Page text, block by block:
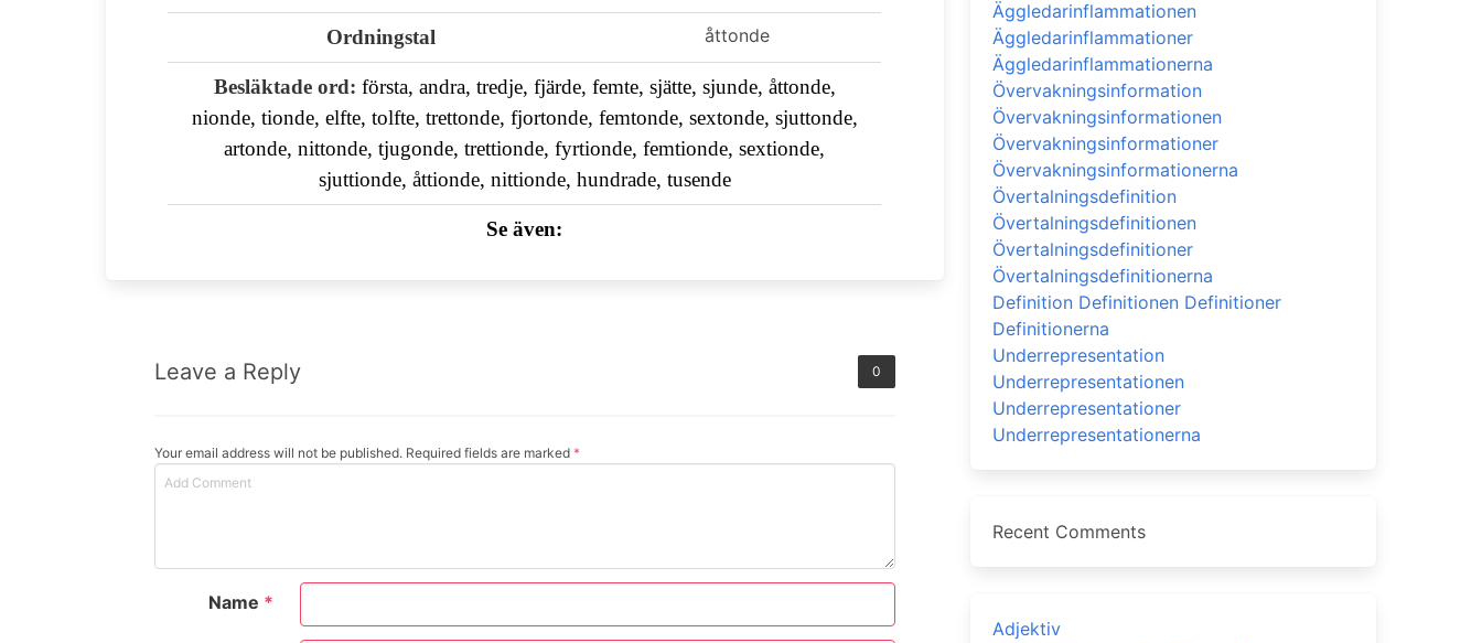
Ordningstal åttonde
Besläktade ord: första, andra, tredje, fjärde, femte, sjätte, sjunde, åttonde,
nionde, tionde, elfte, tolfte, trettonde, fjortonde, femtonde, sextonde, sjuttonde,
artonde, nittonde, tjugonde, trettionde, fyrtionde, femtionde, sextionde,
sjuttionde, åttionde, nittionde, hundrade, tusende
Se även:
Leave a Reply 0
Your email address will not be published. Required fields are marked *
Name *
Äggledarinflammationen
Äggledarinflammationer
Äggledarinflammationerna
Övervakningsinformation
Övervakningsinformationen
Övervakningsinformationer
Övervakningsinformationerna
Övertalningsdefinition
Övertalningsdefinitionen
Övertalningsdefinitioner
Övertalningsdefinitionerna
Definition Definitionen Definitioner
Definitionerna
Underrepresentation
Underrepresentationen
Underrepresentationer
Underrepresentationerna
Recent Comments
Adjektiv